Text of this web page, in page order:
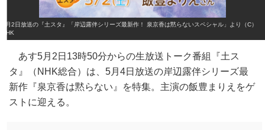
5月2日放送の『土スタ』「岸辺露伴シリーズ最新作！ 泉京香は黙らないスペシャル」より（C）
NHK
あす5月2日13時50分からの生放送トーク番組『土ス
タ』（NHK総合）は、5月4日放送の岸辺露伴シリーズ最
新作『泉京香は黙らない』を特集。主演の飯豊まりえをゲ
ストに迎える。